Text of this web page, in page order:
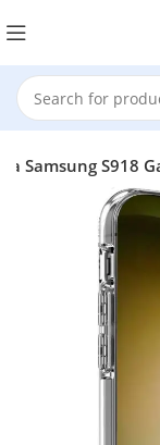
Samsung S918